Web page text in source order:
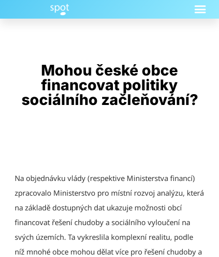
Mohou české obce
financovat politiky
sociálního začleňování?
Na objednávku vlády (respektive Ministerstva financí)
zpracovalo Ministerstvo pro místní rozvoj analýzu, která
na základě dostupných dat ukazuje možnosti obcí
financovat řešení chudoby a sociálního vyloučení na
svých územích. Ta vykreslila komplexní realitu, podle
níž mnohé obce mohou dělat více pro řešení chudoby a